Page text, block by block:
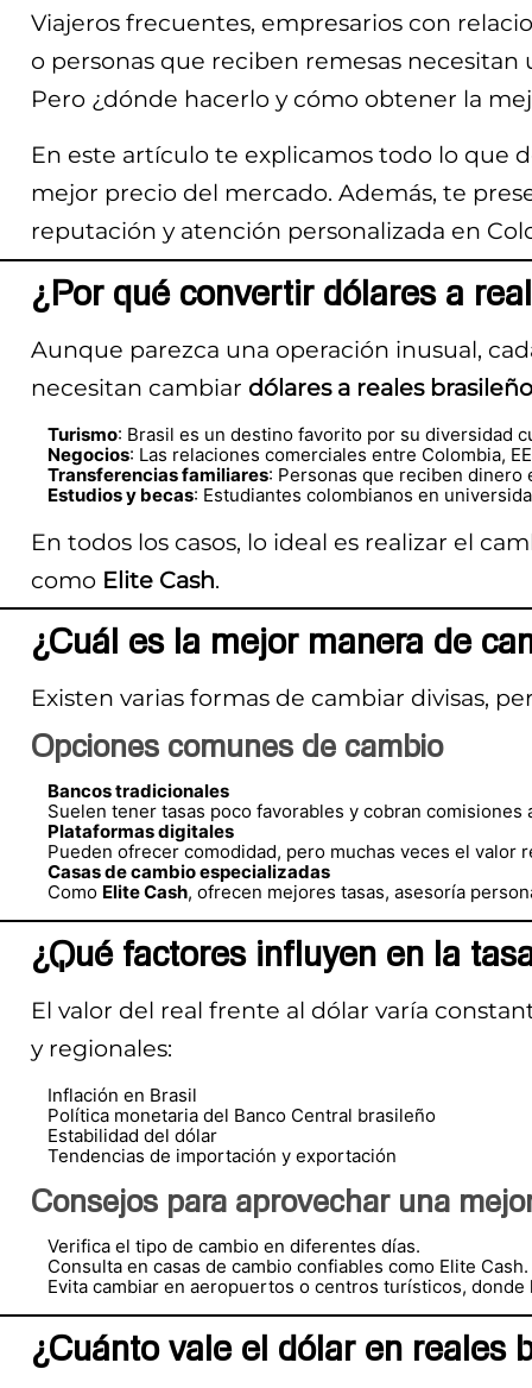
Viajeros frecuentes, empresarios con
o personas que reciben remesas
Pero ¿dónde hacerlo y cómo obtener la
En este artículo te explicamos todo lo que
mejor precio del mercado. Además, te
reputación y atención personalizada en
¿Por qué convertir dólares a
Aunque parezca una operación inusual,
necesitan cambiar dólares a reales
Turismo: Brasil es un destino favorito por su diversidad
Negocios: Las relaciones comerciales entre Colombia,
Transferencias familiares: Personas que reciben dinero
Estudios y becas: Estudiantes colombianos en
En todos los casos, lo ideal es realizar el
como Elite Cash.
¿Cuál es la mejor manera de
Existen varias formas de cambiar divisas,
Opciones comunes de cambio
Bancos tradicionales
Suelen tener tasas poco favorables y cobran comisiones
Plataformas digitales
Pueden ofrecer comodidad, pero muchas veces el valor
Casas de cambio especializadas
Como Elite Cash, ofrecen mejores tasas, asesoría
¿Qué factores influyen en la
El valor del real frente al dólar varía
y regionales:
Inflación en Brasil
Política monetaria del Banco Central brasileño
Estabilidad del dólar
Tendencias de importación y exportación
Consejos para aprovechar una
Verifica el tipo de cambio en diferentes días.
Consulta en casas de cambio confiables como Elite Cash.
Evita cambiar en aeropuertos o centros turísticos, donde
¿Cuánto vale el dólar en reales